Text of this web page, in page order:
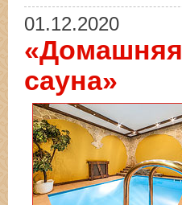
01.12.2020
«Домашняя
сауна»